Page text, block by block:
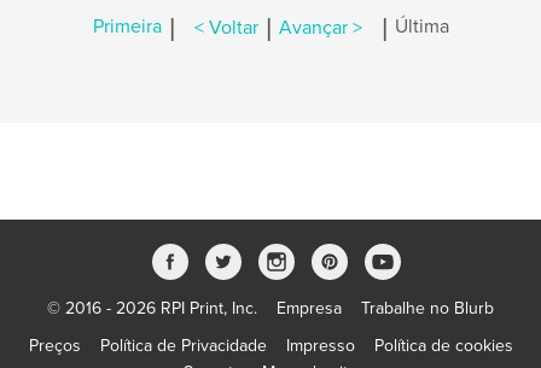
Primeira | < Voltar | Avançar > | Última
© 2016 - 2026 RPI Print, Inc. Empresa
Trabalhe no Blurb
Preços
Política de Privacidade Impresso
Política de cookies